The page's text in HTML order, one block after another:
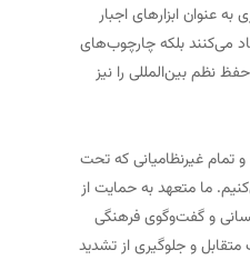
عنوان ابزارهای اجبار
می‌کنند بلکه چارچوب‌های
نظم بین‌المللی را نیز
تمام غیرنظامیانی که تحت
ما متعهد به حمایت از
و گفت‌وگوی فرهنگی
و جلوگیری از تشدید